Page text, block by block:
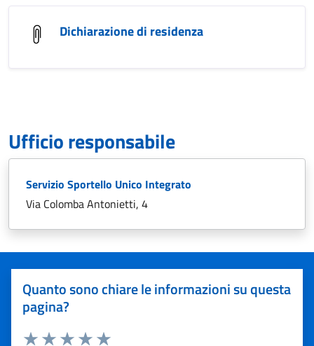
Dichiarazione di residenza
Ufficio responsabile
Servizio Sportello Unico Integrato
Via Colomba Antonietti, 4
Quanto sono chiare le informazioni su questa
pagina?